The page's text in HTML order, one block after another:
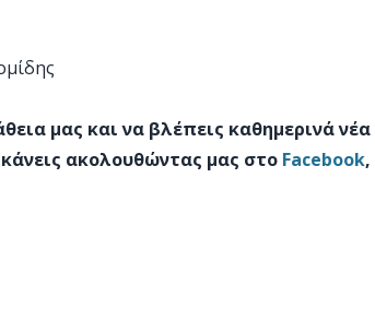
μας και να βλέπεις καθημερινά νέα
ακολουθώντας μας στο Facebook,